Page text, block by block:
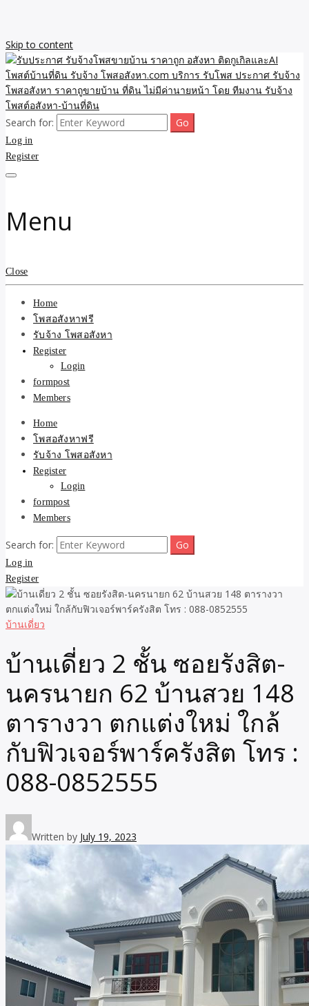
Skip to content
รับประกาศ รับจ้างโพสขาย
บ้าน ราคาถูก อสังหา ติดกู
รับจ้าง โพสอสังหา.com
บริการ รับโพส ประกาศ
รับจ้างโพสอสังหา ราคาถู
ขายบ้าน ที่ดิน ไม่มีค่านาย
หน้า โดย ทีมงาน รับจ้าง
โพสต์อสังหา-บ้านที่ดิน
รับจ้างโพสขายบ้าน ราคาถูก ประกาศ ขายอสังหา โฆษณา ไม่มีค่านาย
หน้า โพสอสังหา รับจ้างโพสขายบ้านบริการ รับจ้างโพสอสังหา ราคาถูก
ขายบ้าน ขายที่ดิน เว็บประกาศ โพส โฆษณา ลงประกาศฟรี
Search for:
Log in
Register
Menu
Close
Home
โพสอสังหาฟรี
รับจ้าง โพสอสังหา
Register
Login
formpost
Members
Home
โพสอสังหาฟรี
รับจ้าง โพสอสังหา
Register
Login
formpost
Members
Search for:
Log in
Register
บ้านเดี่ยว
บ้านเดี่ยว 2 ชั้น ซอยรังสิต-
นครนายก 62 บ้านสวย 148
ตารางวา ตกแต่งใหม่ ใกล้
กับฟิวเจอร์พาร์ครังสิต โทร :
088-0852555
Written by July 19, 2023